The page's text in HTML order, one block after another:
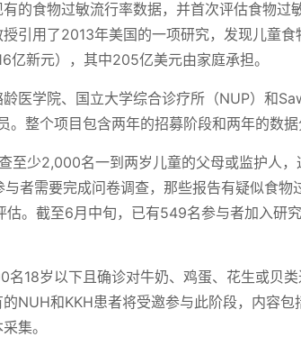
的食物过敏流行率数据，并首次评估食物过
引用了2013年美国的一项研究，发现儿童食
新元），其中205亿美元由家庭承担。
医学院、国立大学综合诊疗所（NUP）和
整个项目包含两年的招募阶段和两年的数据
至少2,000名一到两岁儿童的父母或监护人，
者需要完成问卷调查，那些报告有疑似食物
。截至6月中旬，已有549名参与者加入研
18岁以下且确诊对牛奶、鸡蛋、花生或贝
NUH和KKH患者将受邀参与此阶段，内容包
集。